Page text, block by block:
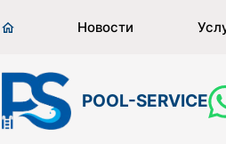
Новости
POOL-SERVICE